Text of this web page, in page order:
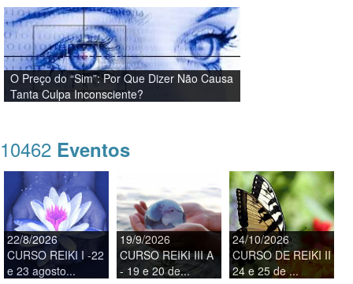
O Preço do “Sim”: Por Que Dizer Não Causa
Tanta Culpa Inconsciente?
10462 Eventos
22/8/2026
CURSO REIKI I -22
e 23 agosto...
19/9/2026
CURSO REIKI III A
- 19 e 20 de...
24/10/2026
CURSO DE REIKI II
24 e 25 de ...